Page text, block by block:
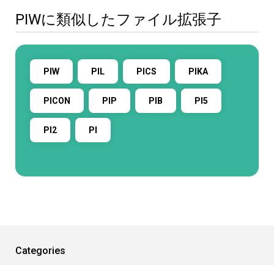
PIWに類似したファイル拡張子
PIW PIL PICS PIKA
PICON PIP PIB PI5
PI2 PI
Categories